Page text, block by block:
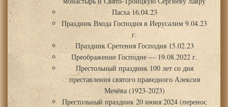
Пасха 16.04.23
Праздник Входа Господня в Иерусалим 9.04.23
г.
Праздник Сретения Господня 15.02.23
Преображение Господне — 19.08.2022 г.
Престольный праздник 100 лет со дня
преставления святого праведного Алексия
Мечёва (1923-2023)
Престольный праздник 20 июня 2024 (перенос